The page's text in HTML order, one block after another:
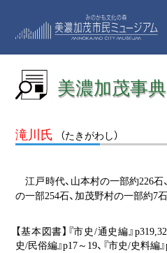
美濃加茂事典
滝川氏 （たきがわし）
江戸時代、山本村の一部約226石
の一部254石、加茂野村の一部約7
【基本図書】『市史/通史編』
史/民俗編』p17～19、『市史/史料編